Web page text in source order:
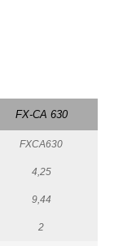
FX-CA 630
FXCA630
4,25
9,44
2